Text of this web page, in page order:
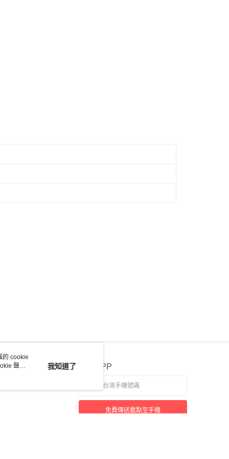
官方APP
免費傳送載點至手機
的 cookie
聲明
我知道了